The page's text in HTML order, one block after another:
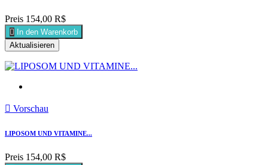
Preis 154,00 R$
 In den Warenkorb
 Vorschau
LIPOSOM UND VITAMINE...
Preis 154,00 R$